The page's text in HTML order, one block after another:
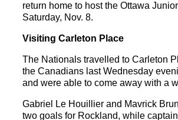
return home to host the Ottawa
Saturday, Nov. 8.
Visiting Carleton Place
The Nationals travelled to Carleton
the Canadians last Wednesday
and were able to come away with a
Gabriel Le Houillier and Mavrick
two goals for Rockland, while